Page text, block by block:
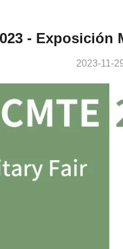
- Exposición
2023-11-